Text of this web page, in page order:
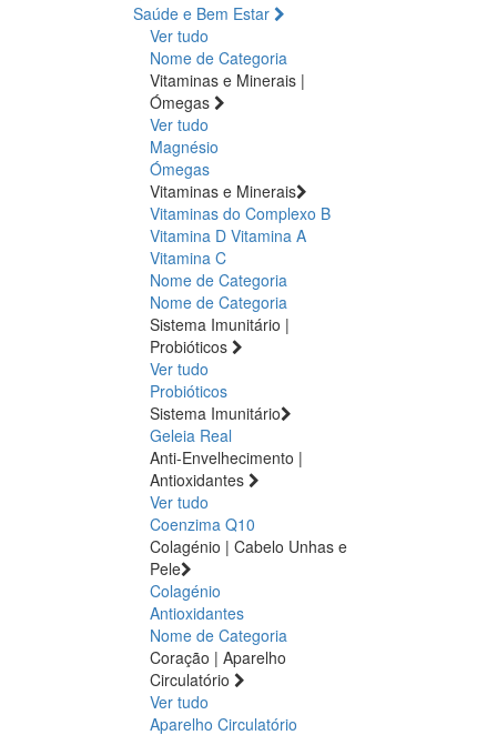
Saúde e Bem Estar
Ver tudo
Nome de Categoria
Vitaminas e Minerais |
Ómegas
Ver tudo
Magnésio
Ómegas
Vitaminas e Minerais
Vitaminas do Complexo B
Vitamina D Vitamina A
Vitamina C
Nome de Categoria
Nome de Categoria
Sistema Imunitário |
Probióticos
Ver tudo
Probióticos
Sistema Imunitário
Geleia Real
Anti-Envelhecimento |
Antioxidantes
Ver tudo
Coenzima Q10
Colagénio | Cabelo Unhas e
Pele
Colagénio
Antioxidantes
Nome de Categoria
Coração | Aparelho
Circulatório
Ver tudo
Aparelho Circulatório